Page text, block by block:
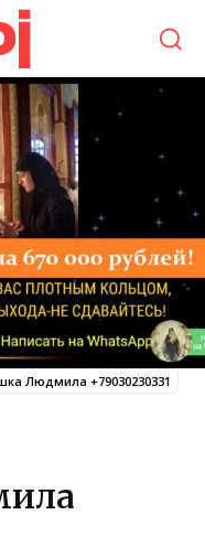
Людмила +79030230331